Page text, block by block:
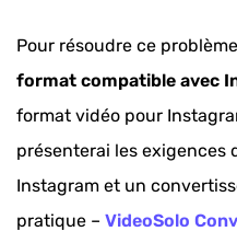
Pour résoudre ce
format compatible avec
format vidéo pour
présenterai les exigences
Instagram et un
pratique – VideoSolo